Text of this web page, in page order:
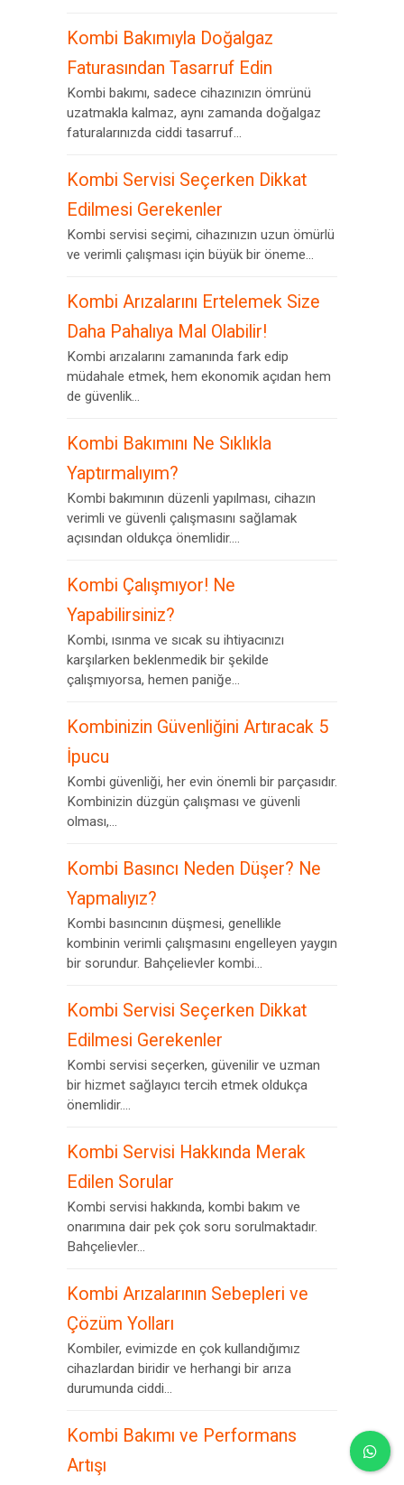
Kombi Bakımıyla Doğalgaz
Faturasından Tasarruf Edin
Kombi bakımı, sadece cihazınızın ömrünü
uzatmakla kalmaz, aynı zamanda doğalgaz
faturalarınızda ciddi tasarruf...
Kombi Servisi Seçerken Dikkat
Edilmesi Gerekenler
Kombi servisi seçimi, cihazınızın uzun ömürlü
ve verimli çalışması için büyük bir öneme...
Kombi Arızalarını Ertelemek Size
Daha Pahalıya Mal Olabilir!
Kombi arızalarını zamanında fark edip
müdahale etmek, hem ekonomik açıdan hem
de güvenlik...
Kombi Bakımını Ne Sıklıkla
Yaptırmalıyım?
Kombi bakımının düzenli yapılması, cihazın
verimli ve güvenli çalışmasını sağlamak
açısından oldukça önemlidir....
Kombi Çalışmıyor! Ne
Yapabilirsiniz?
Kombi, ısınma ve sıcak su ihtiyacınızı
karşılarken beklenmedik bir şekilde
çalışmıyorsa, hemen paniğe...
Kombinizin Güvenliğini Artıracak 5
İpucu
Kombi güvenliği, her evin önemli bir parçasıdır.
Kombinizin düzgün çalışması ve güvenli
olması,...
Kombi Basıncı Neden Düşer? Ne
Yapmalıyız?
Kombi basıncının düşmesi, genellikle
kombinin verimli çalışmasını engelleyen yaygın
bir sorundur. Bahçelievler kombi...
Kombi Servisi Seçerken Dikkat
Edilmesi Gerekenler
Kombi servisi seçerken, güvenilir ve uzman
bir hizmet sağlayıcı tercih etmek oldukça
önemlidir....
Kombi Servisi Hakkında Merak
Edilen Sorular
Kombi servisi hakkında, kombi bakım ve
onarımına dair pek çok soru sorulmaktadır.
Bahçelievler...
Kombi Arızalarının Sebepleri ve
Çözüm Yolları
Kombiler, evimizde en çok kullandığımız
cihazlardan biridir ve herhangi bir arıza
durumunda ciddi...
Kombi Bakımı ve Performans
Artışı